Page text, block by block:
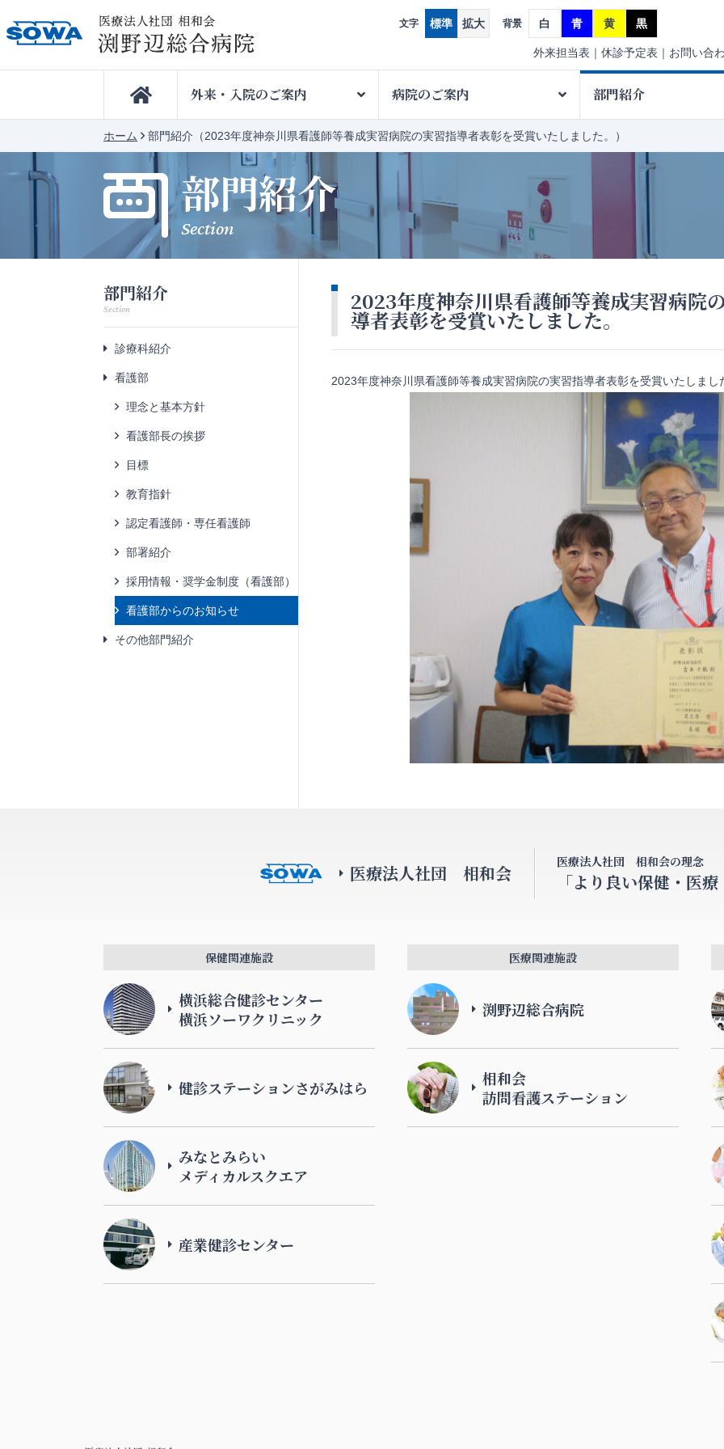
文字 標準 拡大 背景 白 青 黄 黒
外来担当表 休診予定表 お問い合
 外来・入院のご案内 病院のご案内 部門紹介
ホーム 部門紹介（2023年度神奈川県看護師等養成実習病院の実習指導者表彰を受賞いたしました。）
部門紹介
Section
2023年度神奈川県看護師等養成実習病院
導者表彰を受賞いたしました。
2023年度神奈川県看護師等養成実習病院の実習指導者表彰を受賞いたしまし
部門紹介
Section
診療科紹介
看護部
理念と基本方針
看護部長の挨拶
目標
教育指針
認定看護師・専任看護師
部署紹介
採用情報・奨学金制度（看護部）
看護部からのお知らせ
その他部門紹介
医療法人社団 相和会
医療法人社団 相和会の理念
「より良い保健・医
保健関連施設
横浜総合健診センター
横浜ソーワクリニック
健診ステーションさがみはら
みなとみらい
メディカルスクエア
産業健診センター
医療関連施設
渕野辺総合病院
相和会
訪問看護ステーション